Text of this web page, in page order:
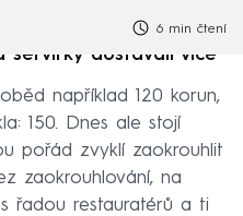
6 min čtení
servírky dostávali více
například 120 korun,
150. Dnes ale stojí
pořád zvyklí zaokrouhlit
zaokrouhlování, na
řadou restauratérů a ti